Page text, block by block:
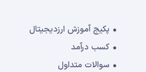
پکیج آموزش ارزدیجیتال
کسب درآمد
سوالات متداول